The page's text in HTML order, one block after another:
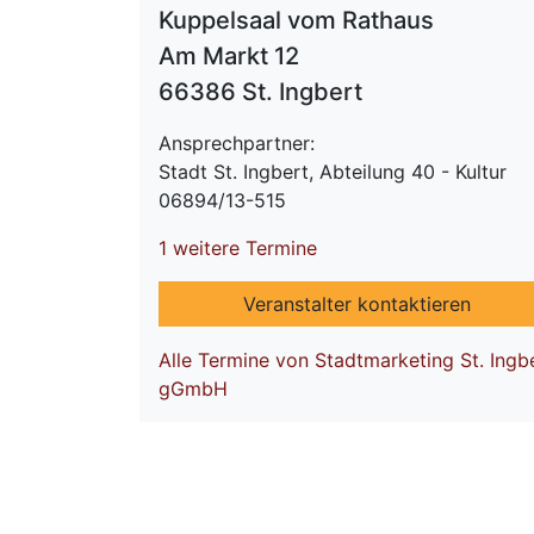
Kuppelsaal vom Rathaus
Am Markt 12
66386 St. Ingbert
Ansprechpartner:
Stadt St. Ingbert, Abteilung 40 - Kultur
06894/13-515
1 weitere Termine
Veranstalter kontaktieren
Alle Termine von Stadtmarketing St.
gGmbH